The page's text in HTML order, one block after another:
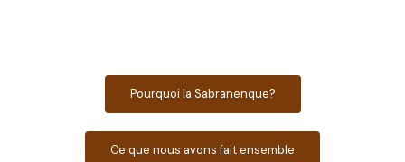
Pourquoi la Sabranenque?
Ce que nous avons fait ensemble